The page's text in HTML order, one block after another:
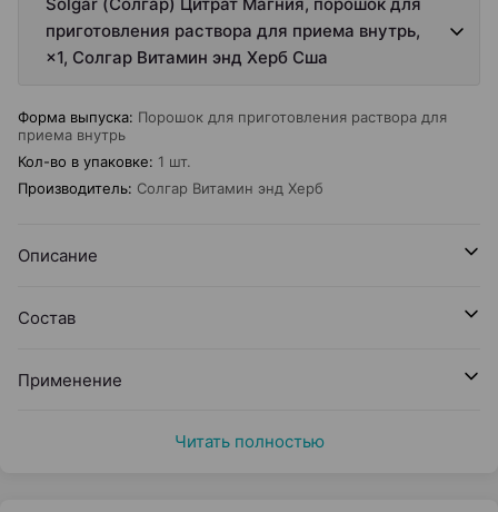
приготовления раствора для приема внутрь,
×1, Солгар Витамин энд Херб Сша
Форма выпуска: Порошок для приготовления раствора для
приема внутрь
Кол-во в упаковке: 1 шт.
Производитель: Солгар Витамин энд Херб
Описание
Состав
Применение
Читать полностью